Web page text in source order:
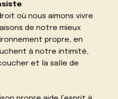
où nous aimons vivre
de notre mieux
propre, en
à notre intimité,
et la salle de